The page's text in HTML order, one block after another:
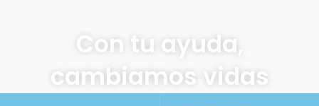
Con tu ayuda,
cambiamos vidas